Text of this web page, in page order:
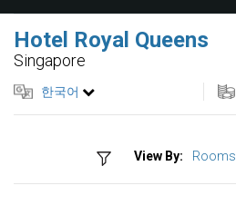
Hotel Royal Queens
Singapore
한국어
View By: Rooms